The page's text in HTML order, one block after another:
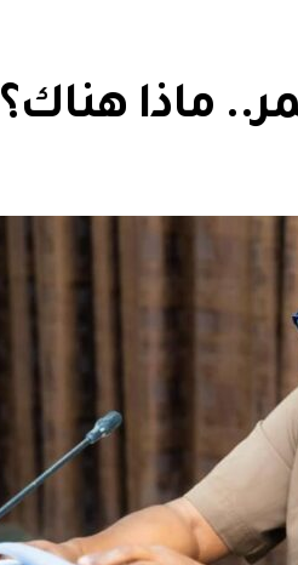
ماذا هناك؟